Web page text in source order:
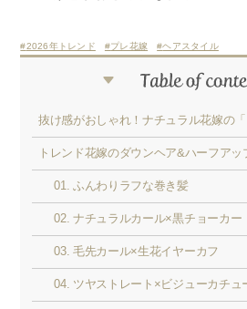
2026年トレンド プレ花嫁 ヘアスタイル
抜け感がおしゃれ！ナチュラル花嫁の「
トレンド花嫁のダウンヘア&ハーフアッ
01. ふんわりラフな巻き髪
02. ナチュラルカール×黒チョーカー
03. 毛先カール×生花イヤーカフ
04. ツヤストレート×ビジューカチュ